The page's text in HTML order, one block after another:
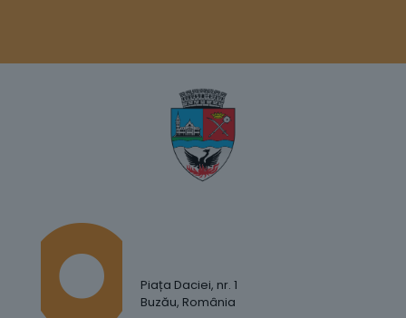
Piața Daciei, nr. 1
Buzău, România